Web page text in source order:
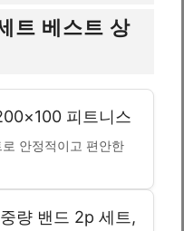
트 베스트 상
피트니스
안정적이고 편안한
량 밴드 2p 세트,